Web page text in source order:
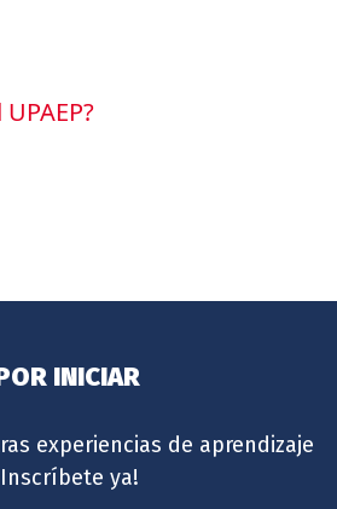
INICIAR
experiencias de aprendizaje
ya!